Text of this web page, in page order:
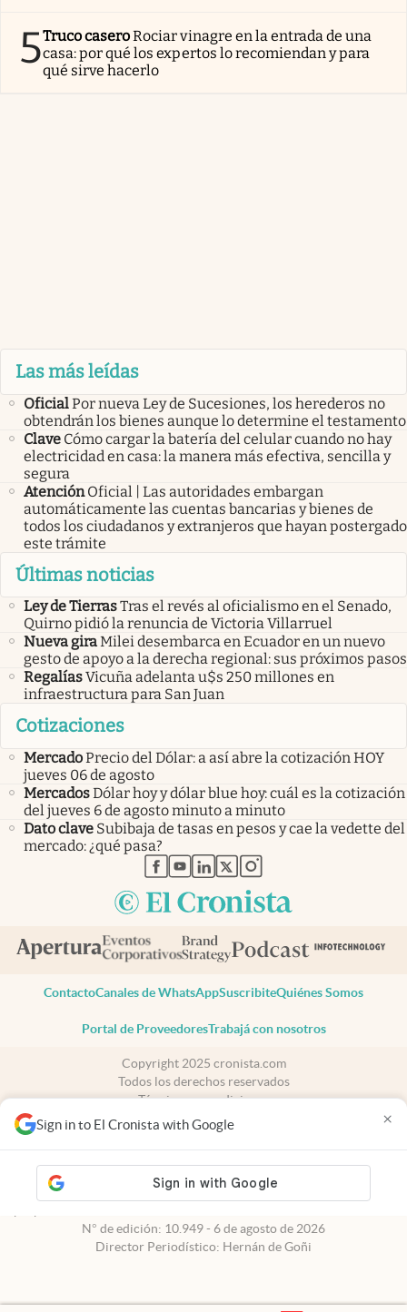
Sign in to El Cronista with Google ×
5Truco caseroRociar vinagre en la entrada de una
casa: por qué los expertos lo recomiendan y para
qué sirve hacerlo
Las más leídas
OficialPor nueva Ley de Sucesiones, los herederos no
obtendrán los bienes aunque lo determine el testamento
Clave Cómo cargar la batería del celular cuando no hay
electricidad en casa: la manera más efectiva, sencilla y
segura
Atención Oficial | Las autoridades embargan
automáticamente las cuentas bancarias y bienes de
todos los ciudadanos y extranjeros que hayan postergado
este trámite
Últimas noticias
Ley de TierrasTras el revés al oficialismo en el Senado,
Quirno pidió la renuncia de Victoria Villarruel
Nueva giraMilei desembarca en Ecuador en un nuevo
gesto de apoyo a la derecha regional: sus próximos pasos
RegalíasVicuña adelanta u$s 250 millones en
infraestructura para San Juan
Cotizaciones
MercadoPrecio del Dólar: a así abre la cotización HOY
jueves 06 de agosto
MercadosDólar hoy y dólar blue hoy: cuál es la cotización
del jueves 6 de agosto minuto a minuto
Dato clave Subibaja de tasas en pesos y cae la vedette del
mercado: ¿qué pasa?
abre en nueva pestaña
abre en nueva pestaña
abre en nueva pestaña
abre en nueva pestaña
abre en nueva pestaña
ContactoCanales de WhatsAppSuscribiteQuiénes Somos
Portal de ProveedoresTrabajá con nosotros
Copyright 2025 cronista.com
Todos los derechos reservados
Términos y condiciones
Privacidad
Consentimiento
cronista.com
es propiedad de El Cronista Comercial S.A Registro de
N° de edición: 10.949 - 6 de agosto de 2026
Director Periodístico: Hernán de Goñi